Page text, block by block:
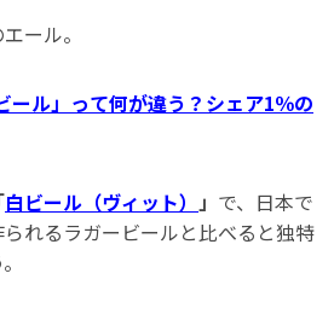
ール。
ール」って何が違う？シェア1％の
白ビール（ヴィット） 」 で、日本で
れるラガービールと比べると独特